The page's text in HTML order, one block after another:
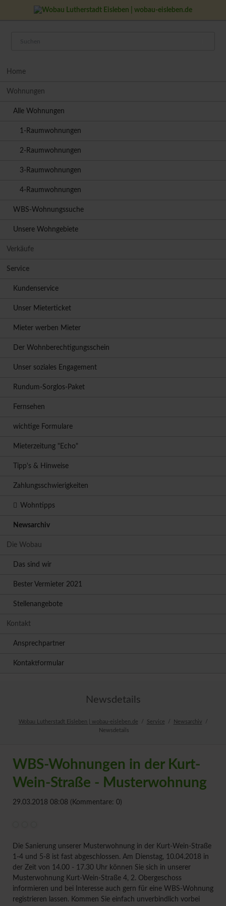
Home
Wohnungen
Alle Wohnungen
1-Raumwohnungen
2-Raumwohnungen
3-Raumwohnungen
4-Raumwohnungen
WBS-Wohnungssuche
Unsere Wohngebiete
Verkäufe
Service
Kundenservice
Unser Mieterticket
Mieter werben Mieter
Der Wohnberechtigungsschein
Unser soziales Engagement
Rundum-Sorglos-Paket
Fernsehen
wichtige Formulare
Mieterzeitung "Echo"
Tipp's & Hinweise
Zahlungsschwierigkeiten
Wohntipps
Newsarchiv
Die Wobau
Das sind wir
Bester Vermieter 2021
Stellenangebote
Kontakt
Ansprechpartner
Kontaktformular
Newsdetails
Wobau Lutherstadt Eisleben | wobau-eisleben.de Service
Newsarchiv
Newsdetails
WBS-Wohnungen in der Kurt-
Wein-Straße - Musterwohnung
29.03.2018 08:08 (Kommentare: 0)
Die Sanierung unserer Musterwohnung in der Kurt-Wein-Straße
1-4 und 5-8 ist fast abgeschlossen. Am Dienstag, 10.04.2018 in
der Zeit von 14.00 - 17.30 Uhr können Sie sich in unserer
Musterwohnung Kurt-Wein-Straße 4, 2. Obergeschoss
informieren und bei Interesse auch gern für eine WBS-Wohnung
registrieren lassen. Kommen Sie einfach unverbindlich vorbei